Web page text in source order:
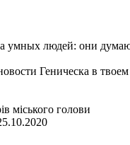
умных людей: они
Геническа в
міського голови